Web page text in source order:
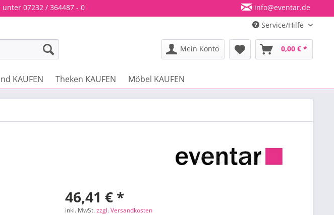
07232 / 364487 - 0
info@eventar.de
Service/Hilfe
Mein Konto 0,00 € *
KAUFEN Theken KAUFEN Möbel KAUFEN
46,41 € *
inkl. MwSt.zzgl. Versandkosten